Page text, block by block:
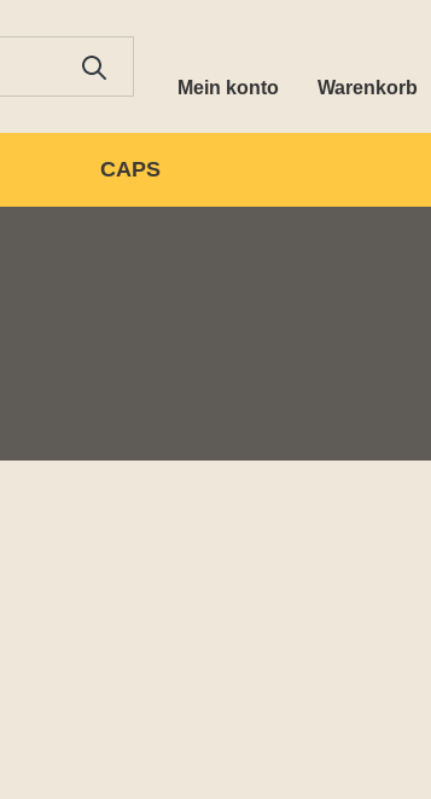
Mein konto Warenkorb
CAPS